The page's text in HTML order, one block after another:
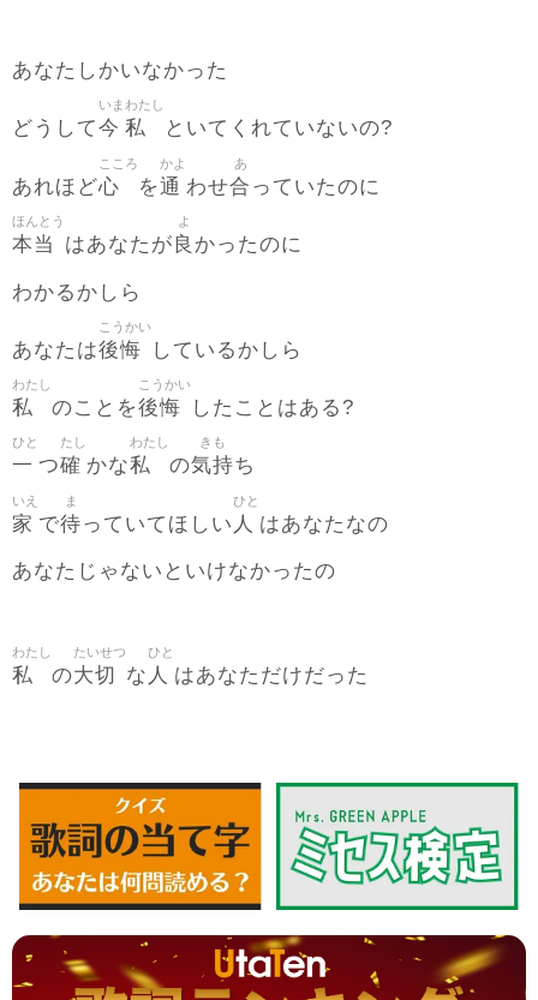
あなたしかいなかった
どうして今
いま
私
わたし
といてくれていないの?
あれほど心
こころ
を通
かよ
わせ合
あ
っていたのに
本当
ほんとう
はあなたが 良
よ
かったのに
わかるかしら
あなたは後悔
こうかい
しているかしら
私
わたし
のことを後悔
こうかい
したことはある?
一
ひと
つ確
たし
かな私
わたし
の気持
きも
ち
家
いえ
で待
ま
っていてほしい 人
ひと
はあなたなの
あなたじゃないといけなかったの
私
わたし
の大切
たいせつ
な 人
ひと
はあなただけだった